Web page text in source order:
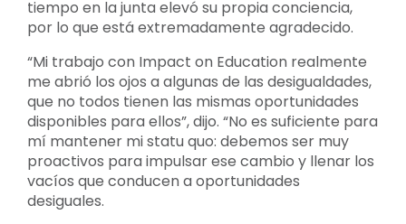
tiempo en la junta elevó su propia conciencia,
por lo que está extremadamente agradecido.
“Mi trabajo con Impact on Education realmente
me abrió los ojos a algunas de las desigualdades,
que no todos tienen las mismas oportunidades
disponibles para ellos”, dijo. “No es suficiente para
mí mantener mi statu quo: debemos ser muy
proactivos para impulsar ese cambio y llenar los
vacíos que conducen a oportunidades
desiguales.